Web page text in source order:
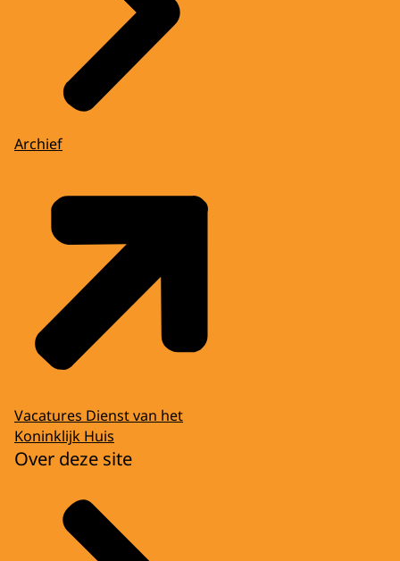
Archief
Vacatures Dienst van het
Koninklijk Huis
Over deze site